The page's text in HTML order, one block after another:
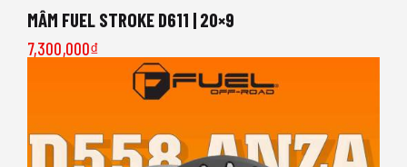
MÂM FUEL STROKE D611 | 20×9
7,300,000₫